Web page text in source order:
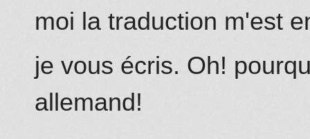
moi la traduction m'est
je vous écris. Oh!
allemand!